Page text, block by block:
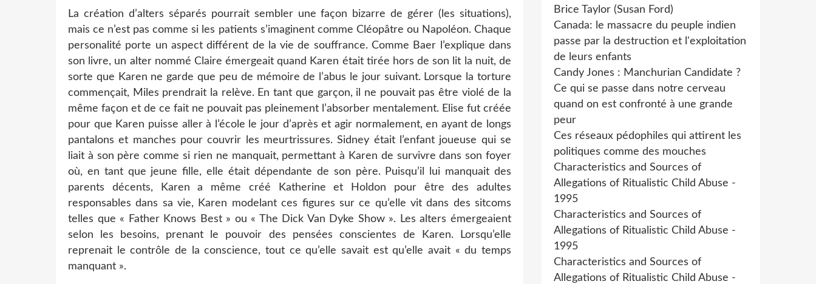
La création d’alters séparés pourrait sembler une façon bizarre de gérer (les situations),
mais ce n’est pas comme si les patients s’imaginent comme Cléopâtre ou Napoléon. Chaque
personalité porte un aspect différent de la vie de souffrance. Comme Baer l’explique dans
son livre, un alter nommé Claire émergeait quand Karen était tirée hors de son lit la nuit, de
sorte que Karen ne garde que peu de mémoire de l’abus le jour suivant. Lorsque la torture
commençait, Miles prendrait la relève. En tant que garçon, il ne pouvait pas être violé de la
même façon et de ce fait ne pouvait pas pleinement l’absorber mentalement. Elise fut créée
pour que Karen puisse aller à l’école le jour d’après et agir normalement, en ayant de longs
pantalons et manches pour couvrir les meurtrissures. Sidney était l’enfant joueuse qui se
liait à son père comme si rien ne manquait, permettant à Karen de survivre dans son foyer
où, en tant que jeune fille, elle était dépendante de son père. Puisqu’il lui manquait des
parents décents, Karen a même créé Katherine et Holdon pour être des adultes
responsables dans sa vie, Karen modelant ces figures sur ce qu’elle vit dans des sitcoms
telles que « Father Knows Best » ou « The Dick Van Dyke Show ». Les alters émergeaient
selon les besoins, prenant le pouvoir des pensées conscientes de Karen. Lorsqu’elle
reprenait le contrôle de la conscience, tout ce qu’elle savait est qu’elle avait « du temps
manquant ».
Brice Taylor (Susan Ford)
Canada: le massacre du peuple indien
passe par la destruction et l'exploitation
de leurs enfants
Candy Jones : Manchurian Candidate ?
Ce qui se passe dans notre cerveau
quand on est confronté à une grande
peur
Ces réseaux pédophiles qui attirent les
politiques comme des mouches
Characteristics and Sources of
Allegations of Ritualistic Child Abuse -
1995
Characteristics and Sources of
Allegations of Ritualistic Child Abuse -
1995
Characteristics and Sources of
Allegations of Ritualistic Child Abuse -